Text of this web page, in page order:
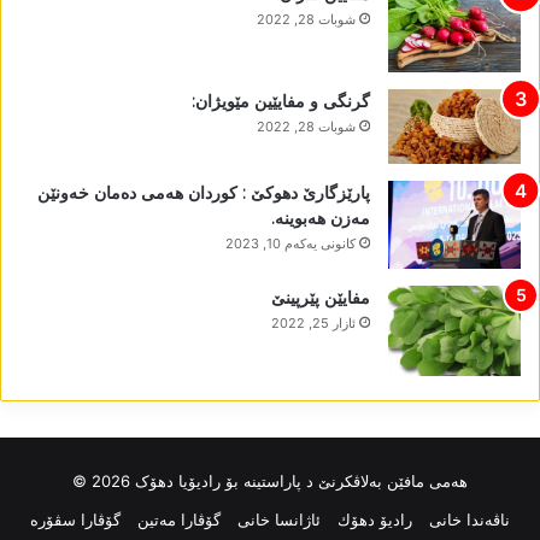
شوبات 28, 2022
گرنگی و مفایێین مێویژان:
شوبات 28, 2022
پارێزگارێ دھوکێ : کوردان ھەمی دەمان خەونێن
مەزن ھەبوینە.
كانونی یه‌كه‌م 10, 2023
مفایێن پێرپینێ
ئازار 25, 2022
ھەمی مافێن بەلاڤکرنێ د پاراستینە بۆ رادیۆیا دھۆک 2026 ©
ناڤه‌ندا خانی
رادیۆ دهۆك ئاژانسا خانی گۆڤارا مەتین گۆڤارا سڤۆرە